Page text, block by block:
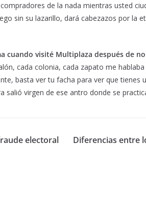
de la nada mientras usted
sin su lazarillo, dará cabezazos por la
cuando visité Multiplaza después de
cada colonia, cada zapato me hablaba
basta ver tu facha para ver que tienes
salió virgen de ese antro donde se
electoral
Diferencias entre